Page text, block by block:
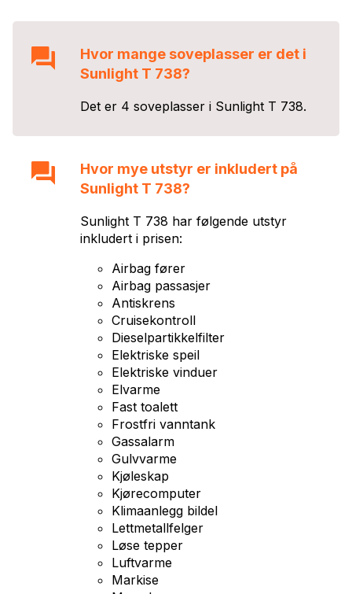
Hvor mange soveplasser er det i
Sunlight T 738?
Det er 4 soveplasser i Sunlight T 738.
Hvor mye utstyr er inkludert på
Sunlight T 738?
Sunlight T 738 har følgende utstyr
inkludert i prisen:
Airbag fører
Airbag passasjer
Antiskrens
Cruisekontroll
Dieselpartikkelfilter
Elektriske speil
Elektriske vinduer
Elvarme
Fast toalett
Frostfri vanntank
Gassalarm
Gulvvarme
Kjøleskap
Kjørecomputer
Klimaanlegg bildel
Lettmetallfelger
Løse tepper
Luftvarme
Markise